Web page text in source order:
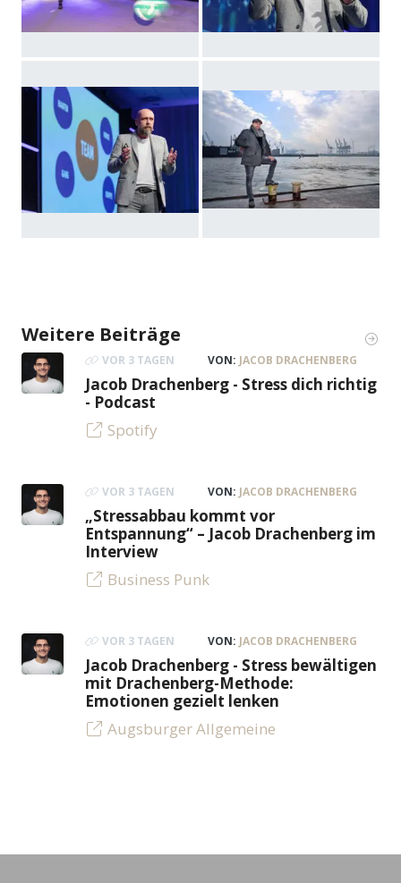
Weitere Beiträge
VOR 3 TAGEN VON: JACOB DRACHENBERG
Jacob Drachenberg - Stress dich richtig
- Podcast
Spotify
VOR 3 TAGEN VON: JACOB DRACHENBERG
„Stressabbau kommt vor
Entspannung“ – Jacob Drachenberg im
Interview
Business Punk
VOR 3 TAGEN VON: JACOB DRACHENBERG
Jacob Drachenberg - Stress bewältigen
mit Drachenberg-Methode:
Emotionen gezielt lenken
Augsburger Allgemeine